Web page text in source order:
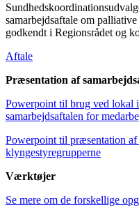
samarbejdsaftale om
godkendt i Regionsrådet og
Aftale
Præsentation af
Powerpoint til brug ved lokal
samarbejdsaftalen for
Powerpoint til præsentation af
klyngestyregrupperne
Værktøjer
Se mere om de forskellige